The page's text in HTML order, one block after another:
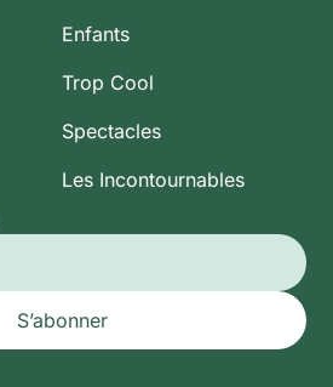
Enfants
Trop Cool
Spectacles
Les Incontournables
S’abonner